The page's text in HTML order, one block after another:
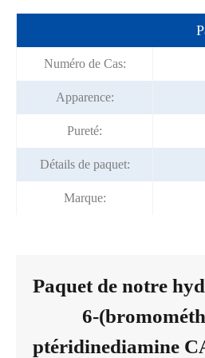
Numéro de Cas:
Apparence:
Pureté:
Détails de paquet:
Marque:
Paquet de notre
6-
ptéridinediamine